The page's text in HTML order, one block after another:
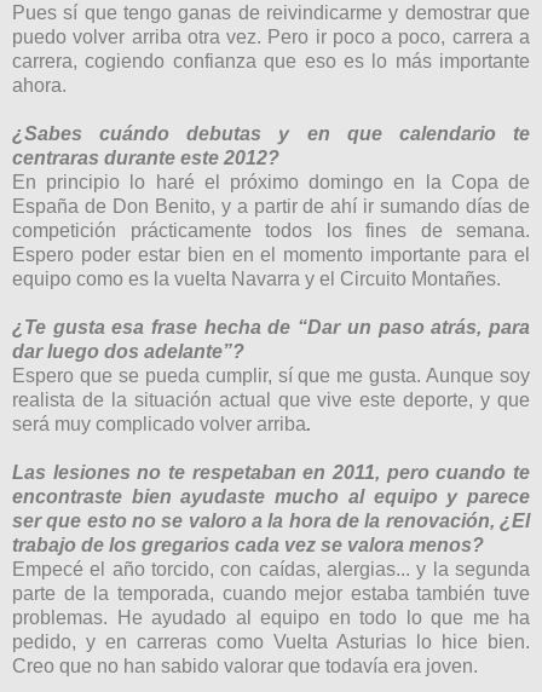
Puessí que tengo ganas de reivindicarme y demostrar que
puedo volver arriba otra vez. Pero ir poco a poco, carrera a
carrera, cogiendo confianza que eso es lo más importante
ahora.
¿Sabes cuándo debutas y en que calendario te
centraras durante este 2012?
En principio lo haré el próximo domingo en la Copa de
España de Don Benito, y a partir deahí ir sumandodías de
competición
prácticamente todos los fines de semana.
Espero poder estar bien en el momento importante para el
equipo como es la vuelta Navarra y el Circuito Montañes.
¿Te gusta esa frase hecha de “Dar un paso atrás, para
dar luego dos adelante”?
Espero que se pueda cumplir, síque me gusta. Aunque soy
realista de la situación actual que vive este deporte, y que
será muy complicado volver arriba.
Las lesiones no te respetaban en 2011, pero cuando te
encontraste bien ayudaste mucho al equipo y parece
ser que esto no se valoro a la hora de la renovación, ¿El
trabajo de los gregarios cada vez se valora menos?
Empecé el año torcido, con caídas, alergias... y la segunda
parte de la temporada, cuando mejor estabatambién tuve
problemas. He ayudado al equipo en todo lo que me ha
pedido, y en carreras como Vuelta Asturias lo hice bien.
Creo que no han sabido valorar que todavía era joven.